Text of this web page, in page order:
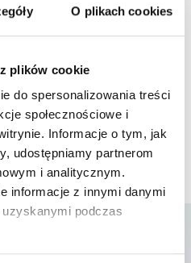
O plikach cookies
plików cookie
do spersonalizowania treści
społecznościowe i
Informacje o tym, jak
udostępniamy partnerom
i analitycznym.
informacje z innymi danymi
podczas